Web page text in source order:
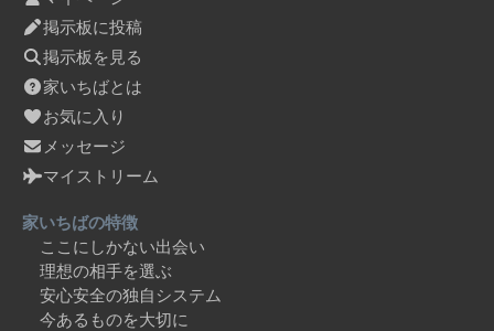
掲示板に投稿
掲示板を見る
家いちばとは
お気に入り
メッセージ
マイストリーム
家いちばの特徴
ここにしかない出会い
理想の相手を選ぶ
安心安全の独自システム
今あるものを大切に